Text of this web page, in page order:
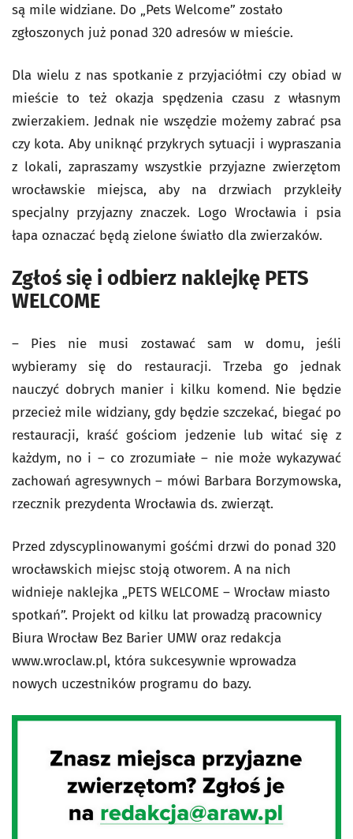
są mile widziane. Do „Pets Welcome” zostało
zgłoszonych już ponad 320 adresów w mieście.
Dla wielu z nas spotkanie z przyjaciółmi czy obiad w
mieście to też okazja spędzenia czasu z własnym
zwierzakiem. Jednak nie wszędzie możemy zabrać psa
czy kota. Aby uniknąć przykrych sytuacji i wypraszania
z lokali, zapraszamy wszystkie przyjazne zwierzętom
wrocławskie miejsca, aby na drzwiach przykleiły
specjalny przyjazny znaczek. Logo Wrocławia i psia
łapa oznaczać będą zielone światło dla zwierzaków.
Zgłoś się i odbierz naklejkę PETS
WELCOME
– Pies nie musi zostawać sam w domu, jeśli
wybieramy się do restauracji. Trzeba go jednak
nauczyć dobrych manier i kilku komend. Nie będzie
przecież mile widziany, gdy będzie szczekać, biegać po
restauracji, kraść gościom jedzenie lub witać się z
każdym, no i – co zrozumiałe – nie może wykazywać
zachowań agresywnych – mówi Barbara Borzymowska,
rzecznik prezydenta Wrocławia ds. zwierząt.
Przed zdyscyplinowanymi gośćmi drzwi do ponad 320
wrocławskich miejsc stoją otworem. A na nich
widnieje naklejka „PETS WELCOME – Wrocław miasto
spotkań”. Projekt od kilku lat prowadzą pracownicy
Biura Wrocław Bez Barier UMW oraz redakcja
www.wroclaw.pl, która sukcesywnie wprowadza
nowych uczestników programu do bazy.